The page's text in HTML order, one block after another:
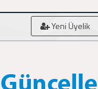
Yeni Üyelik